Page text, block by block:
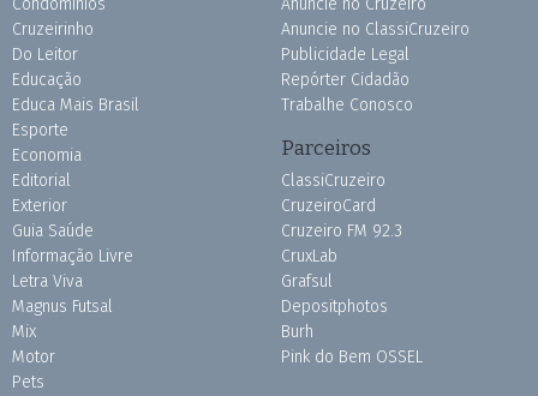
Condomínios
Cruzeirinho
Do Leitor
Educação
Educa Mais Brasil
Esporte
Economia
Editorial
Exterior
Guia Saúde
Informação Livre
Letra Viva
Magnus Futsal
Mix
Motor
Pets
Anuncie no Cruzeiro
Anuncie no ClassiCruzeiro
Publicidade Legal
Repórter Cidadão
Trabalhe Conosco
Parceiros
ClassiCruzeiro
CruzeiroCard
Cruzeiro FM 92.3
CruxLab
Grafsul
Depositphotos
Burh
Pink do Bem OSSEL